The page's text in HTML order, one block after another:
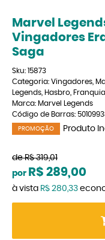
Marvel
Vingadores
Saga
Sku: 15873
Categoria: Vingadores
Legends Hasbro
Marca: Marvel Legends
Código de Barras:
PROMOÇÃO Produto
de R$ 319,01
por R$ 289,00
à vista R$ 280,33